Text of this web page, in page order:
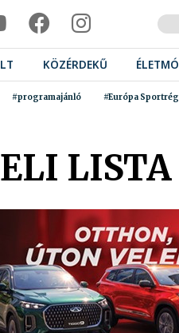
KÖZÉRDEKŰ
#programajánló #Európa